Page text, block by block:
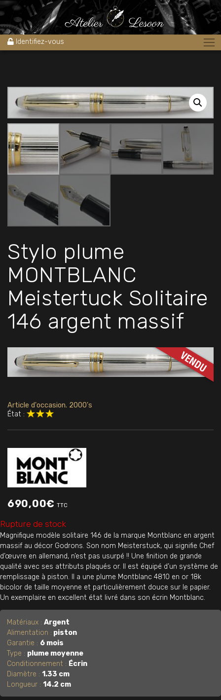
Identifiez-vous
Accueil » Boutique Stylos » Stylos plume
Stylo plume
MONTBLANC Meistertuck Solitaire 146 argent massif
Stylo plume
MONTBLANC
Meistertuck Solitaire
146 argent massif
Article d'occasion. 2000's
État :
690,00€ TTC
Rupture de stock
Magnifique modèle solitaire 146 de la marque Montblanc en argent
massif au décor Godrons. Son nom Meisterstuck, qui signifie Chef
d’œuvre en allemand, n’est pas usurpé !! Une finition de grande
qualité avec ses attributs plaqués or. Il est équipé d’un système de
remplissage à piston. Il a une plume Montblanc 4810 en or 18k
bicolor de taille moyenne et particulièrement douce sur le papier.
Un exemplaire en excellent état livré dans son écrin Montblanc.
Matériaux :Argent
Alimentation : piston
Garantie : 6 mois
Type : plume moyenne
Conditionnement : Écrin
Diamètre :1.33 cm
Longueur :14.2 cm